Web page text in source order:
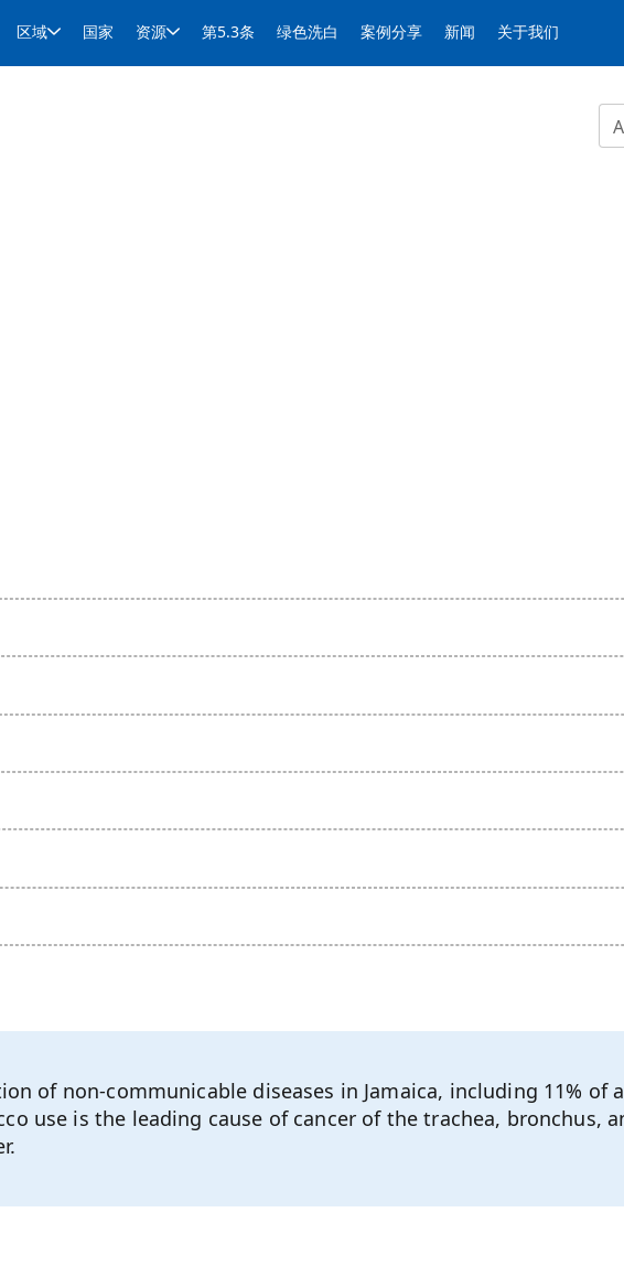
区域 国家 资源 第5.3条 绿色洗白 案例分享 新闻 关于我们
of non-communicable diseases in Jamaica, including 11% of
use is the leading cause of cancer of the trachea, bronchus,